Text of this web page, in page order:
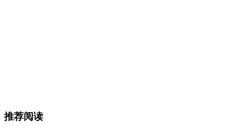
推荐阅读